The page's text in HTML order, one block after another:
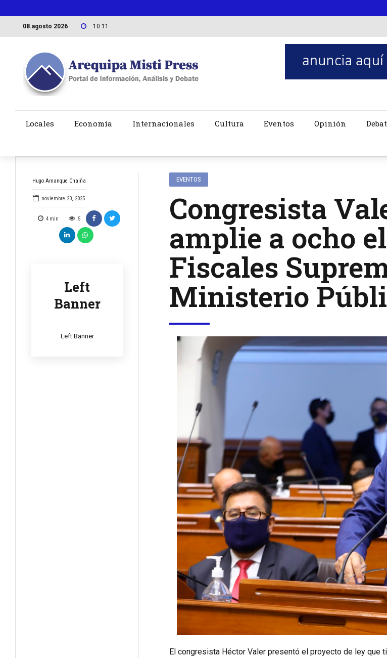
08.agosto 2026 10:11
Locales Economía Internacionales Cultura Eventos Opinión
Hugo Amanque Chaiña
noviembre 20, 2025
4 min 5
Left
Banner
Left Banner
EVENTOS
Congresista
amplie a ocho
Fiscales
Ministerio
El congresista Héctor Valer presentó el proyecto de ley